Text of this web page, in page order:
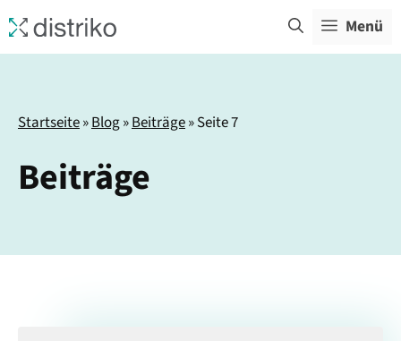
Inhalt
springen
Menü
Startseite»Blog»Beiträge»Seite 7
Beiträge